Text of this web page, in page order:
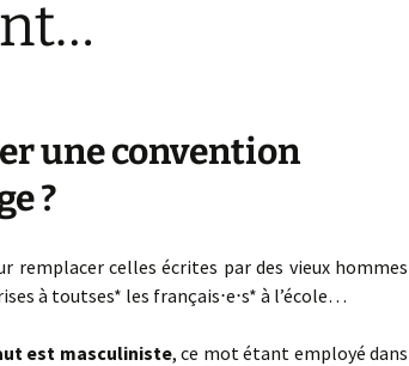
!
une convention
?
remplacer celles écrites par des vieux hommes
à toutses* les français⋅e⋅s* à l’école…
est masculiniste, ce mot étant employé dans